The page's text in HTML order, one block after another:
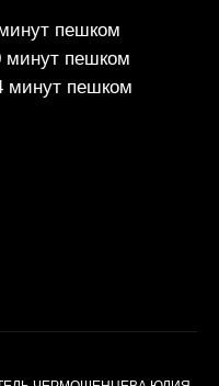
пешком
минут пешком
минут пешком